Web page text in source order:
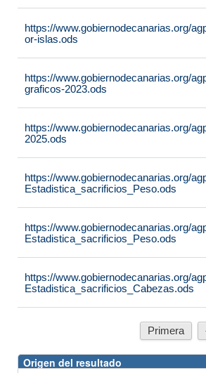
https://www.gobiernodecanarias.org/
or-islas.ods
https://www.gobiernodecanarias.org/
graficos-2023.ods
https://www.gobiernodecanarias.org/
2025.ods
https://www.gobiernodecanarias.org/
Estadistica_sacrificios_Peso.ods
https://www.gobiernodecanarias.org/
Estadistica_sacrificios_Peso.ods
https://www.gobiernodecanarias.org/
Estadistica_sacrificios_Cabezas.ods
Primera
Origen del resultado